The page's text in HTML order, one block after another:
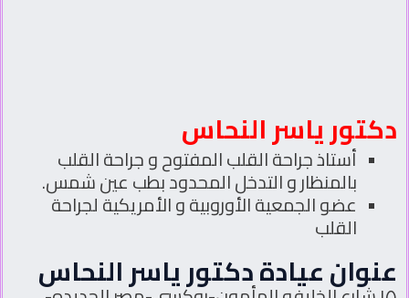
دكتور ياسر النحاس
أستاذ جراحة القلب المفتوح و جراحة القلب
بالمنظار و التدخل المحدود بطب عين شمس.
عضو الجمعية الأوروبية و الأمريكية لجراحة
القلب
عنوان عيادة دكتور ياسر النحاس